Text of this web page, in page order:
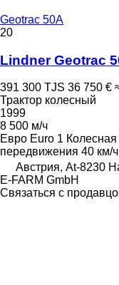
Geotrac 50A
20
Lindner Geotrac
391 300 TJS 36 750 €
Трактор колесный
1999
8 500 м/ч
Евро Euro 1
передвижения 40 км/ч
Австрия, At-8230
E-FARM GmbH
Связаться с